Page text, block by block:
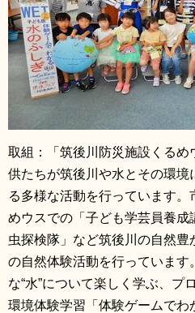
取組：「筑後川防災施設くるめ
供たちが筑後川や水とその環境
る多様な活動を行っています。
めウスでの「子ども学芸員養成
虫探検隊」など筑後川の自然
の自然体験活動を行っています
な“水”について楽しく学ぶ、プ
環境体験学習「体験ゲームでわ